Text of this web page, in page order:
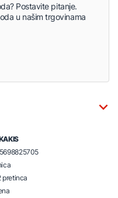
Postavite pitanje.
u našim trgovinama
pretinca